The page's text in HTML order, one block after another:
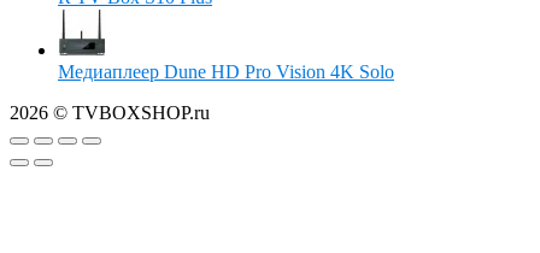
Медиаплеер Dune HD Pro Vision 4K Solo
2026 © TVBOXSHOP.ru